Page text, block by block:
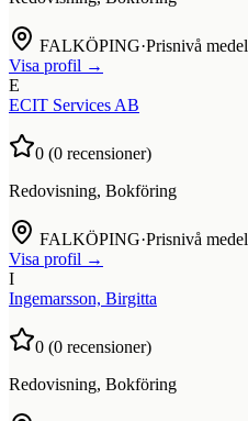
FALKÖPING·Prisnivå medel
Visa profil →
E
ECIT Services AB
0 (0 recensioner)
Redovisning, Bokföring
FALKÖPING·Prisnivå medel
Visa profil →
I
Ingemarsson, Birgitta
0 (0 recensioner)
Redovisning, Bokföring